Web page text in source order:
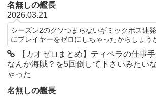
名無しの艦長
2026.03.21
シーズン2のクソつまらないギミックボス連
にプレイヤーをゼロにしちゃったからしょう
【カオゼロまとめ】ティペラの仕事
なんか海賊？を5回倒して下さいみたい
ゃった
名無しの艦長